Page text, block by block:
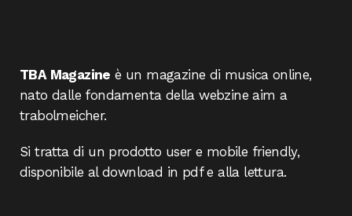
TBA Magazine è un magazine di musica online,
nato dalle fondamenta della webzine aim a
trabolmeicher.
Si tratta di un prodotto user e mobile friendly,
disponibile al download in pdf e alla lettura.